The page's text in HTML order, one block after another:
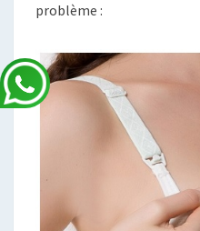
problème :